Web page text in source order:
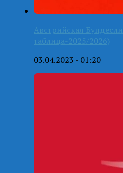
Австрийская
таблица-2025/2026)
03.04.2023 - 01:20